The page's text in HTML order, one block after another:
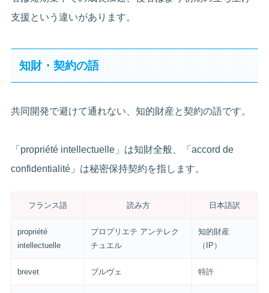
支援という違いがあります。
知財・契約の語
共同開発で避けて通れない、知的財産と契約の語です。
「propriété intellectuelle」は知財全般、「accord de
confidentialité」は秘密保持契約を指します。
フランス語 読み方 日本語訳
propriété
intellectuelle
プロプリエテ アンテレク
チュエル
知的財産
（IP）
brevet ブルヴェ 特許